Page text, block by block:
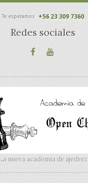
Te esperamos +56 23 309 7360
Redes sociales
nueva academia de ajedrez